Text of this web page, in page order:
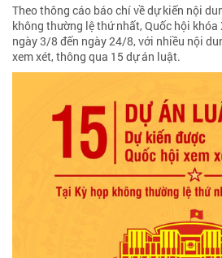
Theo thông cáo báo chí về dự kiến nội
không thường lệ thứ nhất, Quốc hội khóa
ngày 3/8 đến ngày 24/8, với nhiều nội
xem xét, thông qua 15 dự án luật.